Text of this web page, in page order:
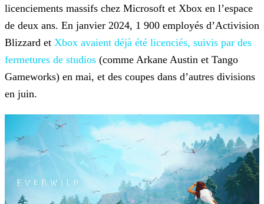
licenciements massifs chez Microsoft et Xbox en l’espace
de deux ans. En janvier 2024, 1 900 employés d’Activision
Blizzard et Xbox avaient déjà été licenciés, suivis par des
fermetures de studios (comme Arkane Austin et Tango
Gameworks) en mai, et des coupes dans d’autres divisions
en juin.